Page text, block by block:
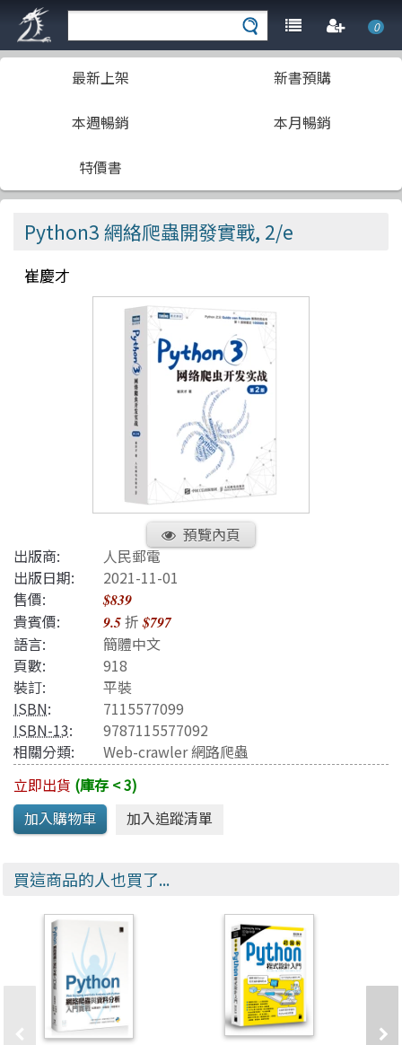
0
最新上架 新書預購
本週暢銷 本月暢銷
特價書
Python3 網絡爬蟲開發實戰, 2/e
崔慶才
預覽內頁
出版商:
人民郵電
出版日期:
2021-11-01
售價:
$839
貴賓價: 9.5折$797
語言:
簡體中文
頁數:
918
裝訂:
平裝
ISBN:
7115577099
ISBN-13:
9787115577092
相關分類:
Web-crawler 網路爬蟲
立即出貨 (庫存 < 3)
買這商品的人也買了...